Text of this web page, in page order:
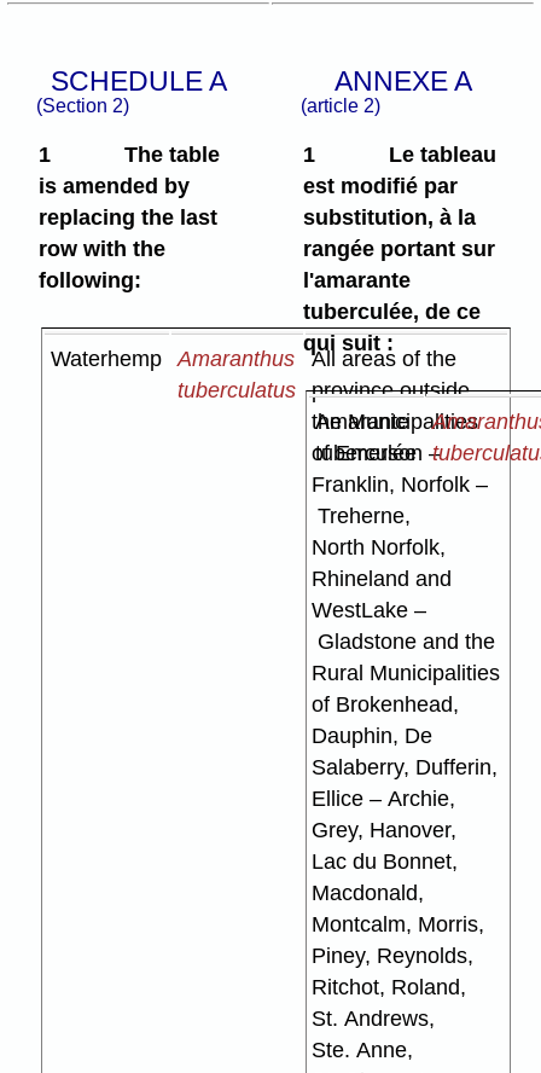
SCHEDULE A
(Section 2)
1
The table
is amended by
replacing the last
row with the
following:
Waterhemp
Amaranthus
tuberculatus
All areas of the
province outside
the Municipalities
of Emerson –
Franklin, Norfolk –
Treherne,
North Norfolk,
Rhineland and
WestLake –
Gladstone and the
Rural Municipalities
of Brokenhead,
Dauphin, De
Salaberry, Dufferin,
Ellice – Archie,
Grey, Hanover,
Lac du Bonnet,
Macdonald,
Montcalm, Morris,
Piney, Reynolds,
Ritchot, Roland,
St. Andrews,
Ste. Anne,
ANNEXE A
(article 2)
1
Le tableau
est modifié par
substitution, à la
rangée portant sur
l'amarante
tuberculée, de ce
qui suit :
Amarante
tuberculée